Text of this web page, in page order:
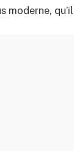
moderne,